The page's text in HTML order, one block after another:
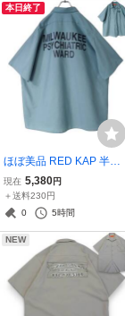
ス可●古着7555
本日終了
ほぼ美品 RED KAP 半袖
ワークシャツ 3XLビック
サイズ●くすみ色 両面プ
リント MILWAUKEE PSY
レス済●古着5927
現在 5,380円
＋送料230円
0
5時間
NEW